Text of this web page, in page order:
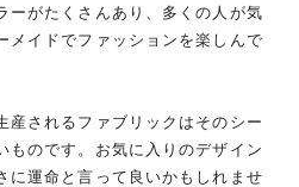
ーがたくさんあり、多くの人が気
メイドでファッションを楽しんで
産されるファブリックはそのシー
ものです。お気に入りのデザイン
に運命と言って良いかもしれませ